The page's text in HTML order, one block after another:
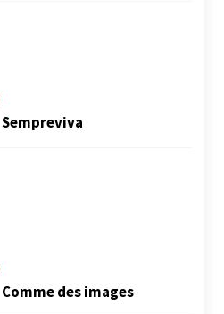
Sempreviva
Comme des images